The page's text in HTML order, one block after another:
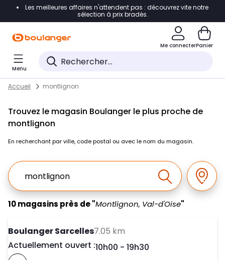
Accéder directement à la navigation
Accéder directement au pied de page
Accéder directement au chatbot
Les meilleures affaires n'attendent pas : découvrez vite notre
sélection à prix bradés.
Me connecterPanier
Menu
Skip to content
Return to Nav
Accueil montlignon
Trouvez le magasin Boulanger le plus proche de
montlignon
En recherchant par ville, code postal ou avec le nom du magasin.
Ville, Region, Code postal ou Ville & Pays
Effectuer la
10 magasins près de "Montlignon, Val-d'Oise"
Boulanger Sarcelles7.05 km
Actuellement ouvert :Day of the Week
10h00 - 19h30